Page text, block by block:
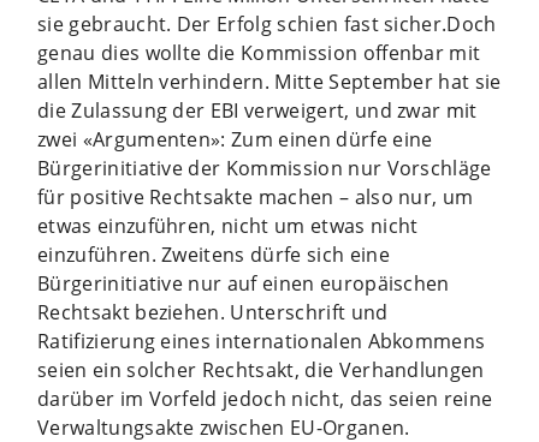
sie gebraucht. Der Erfolg schien fast sicher.Doch
genau dies wollte die Kommission offenbar mit
allen Mitteln verhindern. Mitte September hat sie
die Zulassung der EBI verweigert, und zwar mit
zwei «Argumenten»: Zum einen dürfe eine
Bürgerinitiative der Kommission nur Vorschläge
für positive Rechtsakte machen – also nur, um
etwas einzuführen, nicht um etwas nicht
einzuführen. Zweitens dürfe sich eine
Bürgerinitiative nur auf einen europäischen
Rechtsakt beziehen. Unterschrift und
Ratifizierung eines internationalen Abkommens
seien ein solcher Rechtsakt, die Verhandlungen
darüber im Vorfeld jedoch nicht, das seien reine
Verwaltungsakte zwischen EU-Organen.